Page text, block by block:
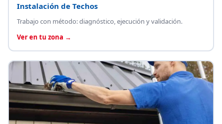
Instalación de Techos
Trabajo con método: diagnóstico, ejecución y validación.
Ver en tu zona →